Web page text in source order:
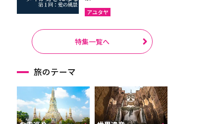
アユタヤ
特集一覧へ
旅のテーマ